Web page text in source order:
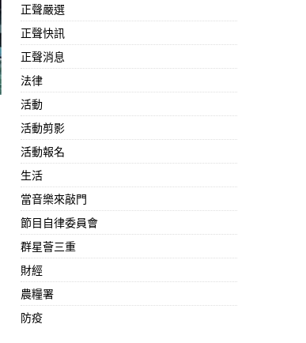
正聲嚴選
正聲快訊
正聲消息
法律
活動
活動剪影
活動報名
生活
當音樂來敲門
節目自律委員會
群星薈三重
財經
農糧署
防疫